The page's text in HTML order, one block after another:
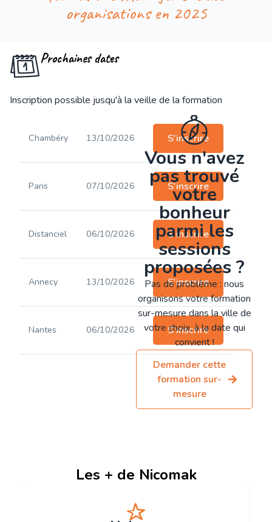
organisations en 2025
Prochaines dates
Inscription possible jusqu'à la veille de la formation
Chambéry 13/10/2026 S'inscrire
Paris 07/10/2026 S'inscrire
Distanciel 06/10/2026 S'inscrire
Annecy 13/10/2026 S'inscrire
Nantes 06/10/2026 S'inscrire
Vous n'avez
pas trouvé
votre
bonheur
parmi les
sessions
proposées ?
Pas de problème : nous
organisons votre formation
sur-mesure dans la ville de
votre choix, à la date qui
convient !
Demander cette
formation sur-
mesure
Les + de Nicomak